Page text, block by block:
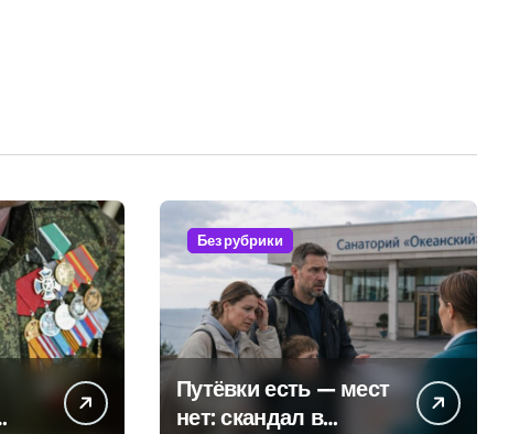
Без рубрики
Путёвки есть — мест
нет: скандал в